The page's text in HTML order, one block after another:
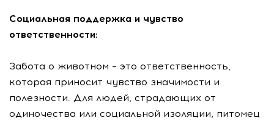
Социальная поддержка и чувство
ответственности:
Забота о животном – это ответственность,
которая приносит чувство значимости и
полезности. Для людей, страдающих от
одиночества или социальной изоляции, питомец